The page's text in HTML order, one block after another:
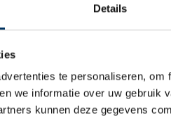
Details
te personaliseren,
we informatie over uw gebruik
kunnen deze gegevens
en wordt ondertussen
wereld. De producten
tevens gebruikt in vele
aspecten die de kwaliteit
aandacht aan de
de hand gekozen. Hierdoor
blijven de fenders er, zelfs